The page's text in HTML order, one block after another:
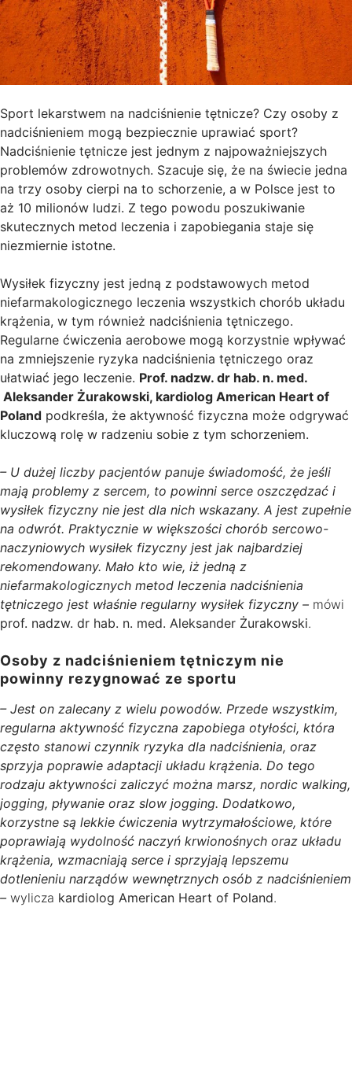
Sport lekarstwem na nadciśnienie tętnicze? Czy osoby z
nadciśnieniem mogą bezpiecznie uprawiać sport?
Nadciśnienie tętnicze jest jednym z najpoważniejszych
problemów zdrowotnych. Szacuje się, że na świecie jedna
na trzy osoby cierpi na to schorzenie, a w Polsce jest to
aż 10 milionów ludzi. Z tego powodu poszukiwanie
skutecznych metod leczenia i zapobiegania staje się
niezmiernie istotne.
Wysiłek fizyczny jest jedną z podstawowych metod
niefarmakologicznego leczenia wszystkich chorób układu
krążenia, w tym również nadciśnienia tętniczego.
Regularne ćwiczenia aerobowe mogą korzystnie wpływać
na zmniejszenie ryzyka nadciśnienia tętniczego oraz
ułatwiać jego leczenie. Prof. nadzw. dr hab. n. med.
Aleksander Żurakowski, kardiolog American Heart of
Poland podkreśla, że aktywność fizyczna może odgrywać
kluczową rolę w radzeniu sobie z tym schorzeniem.
– U dużej liczby pacjentów panuje świadomość, że jeśli
mają problemy z sercem, to powinni serce oszczędzać i
wysiłek fizyczny nie jest dla nich wskazany. A jest zupełnie
na odwrót. Praktycznie w większości chorób sercowo-
naczyniowych wysiłek fizyczny jest jak najbardziej
rekomendowany. Mało kto wie, iż jedną z
niefarmakologicznych metod leczenia nadciśnienia
tętniczego jest właśnie regularny wysiłek fizyczny – mówi
prof. nadzw. dr hab. n. med. Aleksander Żurakowski.
Osoby z nadciśnieniem tętniczym nie
powinny rezygnować ze sportu
– Jest on zalecany z wielu powodów. Przede wszystkim,
regularna aktywność fizyczna zapobiega otyłości, która
często stanowi czynnik ryzyka dla nadciśnienia, oraz
sprzyja poprawie adaptacji układu krążenia. Do tego
rodzaju aktywności zaliczyć można marsz, nordic walking,
jogging, pływanie oraz slow jogging. Dodatkowo,
korzystne są lekkie ćwiczenia wytrzymałościowe, które
poprawiają wydolność naczyń krwionośnych oraz układu
krążenia, wzmacniają serce i sprzyjają lepszemu
dotlenieniu narządów wewnętrznych osób z nadciśnieniem
– wylicza kardiolog American Heart of Poland.